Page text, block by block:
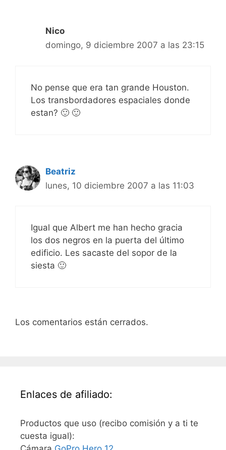
Nico
domingo, 9 diciembre 2007 a las 23:15
No pense que era tan grande Houston.
Los transbordadores espaciales donde
estan? 🙂 🙂
Beatriz
lunes, 10 diciembre 2007 a las 11:03
Igual que Albert me han hecho gracia
los dos negros en la puerta del último
edificio. Les sacaste del sopor de la
siesta 🙂
Los comentarios están cerrados.
Enlaces de afiliado:
Productos que uso (recibo comisión y a ti te
cuesta igual):